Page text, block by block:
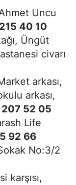
Uncu
40 10
Üngüt
civarı
arkası,
arkası,
52 05
Life
92 66
No:3/2
karşısı,